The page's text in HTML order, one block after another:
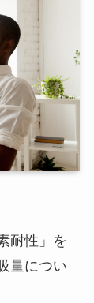
耐性」を
量につい